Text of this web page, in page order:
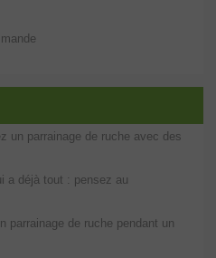
un parrainage de ruche avec des
a déjà tout : pensez au
parrainage de ruche pendant un